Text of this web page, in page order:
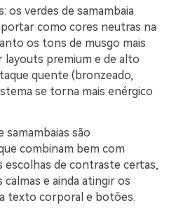
os verdes de samambaia
como cores neutras na
os tons de musgo mais
premium e de alto
quente (bronzeado,
se torna mais enérgico
samambaias são
combinam bem com
escolhas de contraste certas,
e ainda atingir os
texto corporal e botões.